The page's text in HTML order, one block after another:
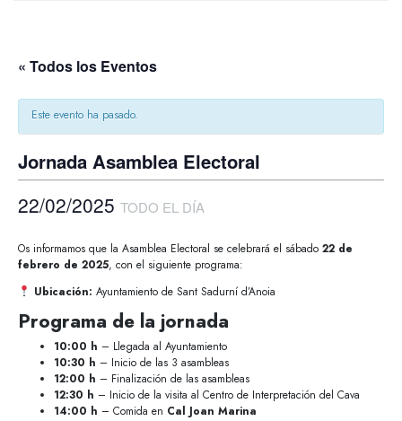
« Todos los Eventos
Este evento ha pasado.
Jornada Asamblea Electoral
22/02/2025 TODO EL DÍA
Os informamos que la Asamblea Electoral se celebrará el sábado 22 de
febrero de 2025, con el siguiente programa:
Ubicación: Ayuntamiento de Sant Sadurní d’Anoia
Programa de la jornada
10:00 h – Llegada al Ayuntamiento
10:30 h – Inicio de las 3 asambleas
12:00 h – Finalización de las asambleas
12:30 h – Inicio de la visita al Centro de Interpretación del Cava
14:00 h – Comida en Cal Joan Marina